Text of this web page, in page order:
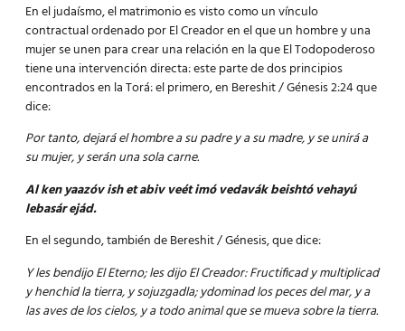
En el judaísmo, elmatrimonioes visto como un vínculo
contractual ordenado por El Creador en el que un hombre y una
mujer se unen para crear una relación en la que El Todopoderoso
tiene una intervención directa: este parte de dos principios
encontrados en la Torá: el primero, en Bereshit / Génesis 2:24 que
dice:
Por tanto, dejará el hombre a su padre y a su madre, y se unirá a
su mujer, y serán una sola carne.
Al ken yaazóv ish et abiv veét imó vedavák beishtó vehayú
lebasár ejád.
En el segundo, también de Bereshit / Génesis, que dice:
Y les bendijo El Eterno; les dijo El Creador: Fructificad y multiplicad
y henchid la tierra, y sojuzgadla; ydominad los peces del mar, y a
las aves de los cielos, y a todo animal que se mueva sobre la tierra.